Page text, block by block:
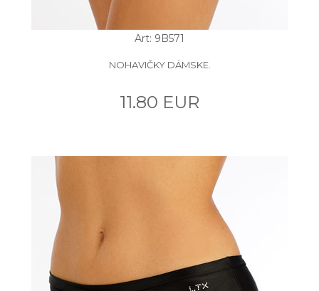
Art: 9B571
NOHAVIČKY DÁMSKE.
11.80 EUR